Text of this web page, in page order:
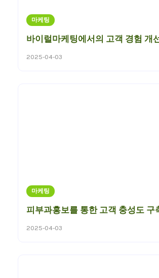
마케팅
바이럴마케팅에서의 고객 경험 개
2025-04-03
마케팅
피부과홍보를 통한 고객 충성도 구
2025-04-03